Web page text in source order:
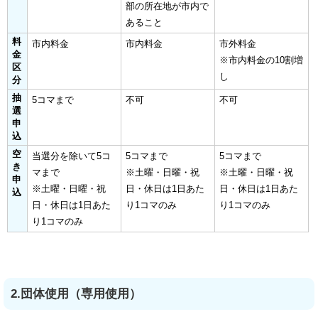
部の所在地が市内で
あること
料
金
区
分
市内料金 市内料金
市外料金
※市内料金の10割増
し
抽
選
申
込
5コマまで 不可 不可
空
き
申
込
当選分を除いて5コ
マまで
※土曜・日曜・祝
日・休日は1日あた
り1コマのみ
5コマまで
※土曜・日曜・祝
日・休日は1日あた
り1コマのみ
5コマまで
※土曜・日曜・祝
日・休日は1日あた
り1コマのみ
2.団体使用（専用使用）